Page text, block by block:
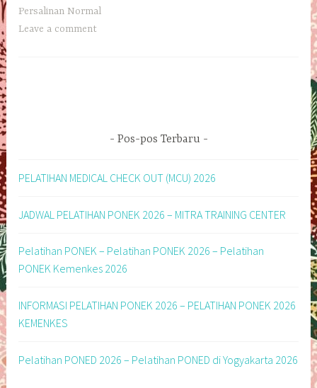
Persalinan Normal
Leave a comment
Pos-pos Terbaru
PELATIHAN MEDICAL CHECK OUT (MCU) 2026
JADWAL PELATIHAN PONEK 2026 – MITRA TRAINING CENTER
Pelatihan PONEK – Pelatihan PONEK 2026 – Pelatihan
PONEK Kemenkes 2026
INFORMASI PELATIHAN PONEK 2026 – PELATIHAN PONEK 2026
KEMENKES
Pelatihan PONED 2026 – Pelatihan PONED di Yogyakarta 2026